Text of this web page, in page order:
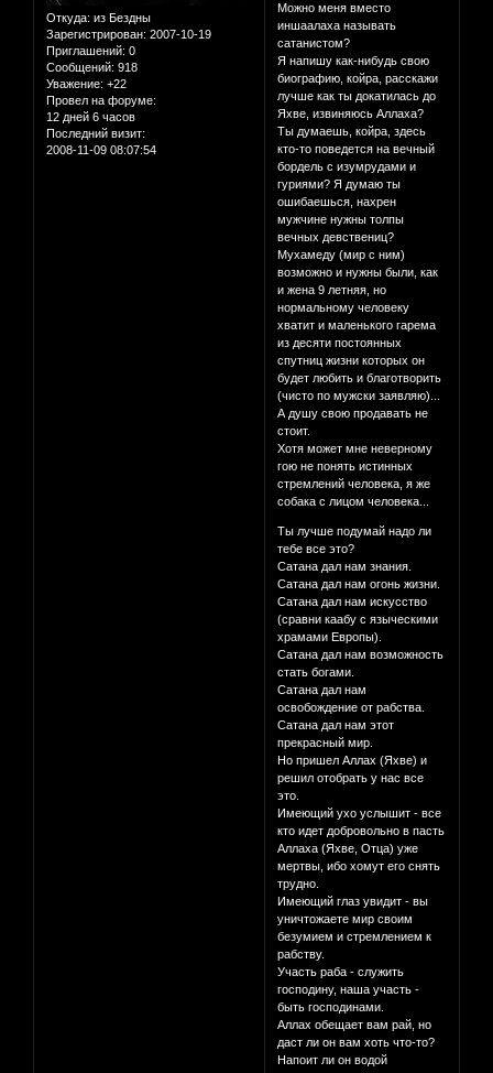
Откуда: из Бездны
Зарегистрирован: 2007-10-19
Приглашений: 0
Сообщений: 918
Уважение: +22
Провел на форуме:
12 дней 6 часов
Последний визит:
2008-11-09 08:07:54
Можно меня вместо
иншаалаха называть
сатанистом?
Я напишу как-нибудь свою
биографию, койра, расскажи
лучше как ты докатилась до
Яхве, извиняюсь Аллаха?
Ты думаешь, койра, здесь
кто-то поведется на вечный
бордель с изумрудами и
гуриями? Я думаю ты
ошибаешься, нахрен
мужчине нужны толпы
вечных девствениц?
Мухамеду (мир с ним)
возможно и нужны были, как
и жена 9 летняя, но
нормальному человеку
хватит и маленького гарема
из десяти постоянных
спутниц жизни которых он
будет любить и благотворить
(чисто по мужски заявляю)...
А душу свою продавать не
стоит.
Хотя может мне неверному
гою не понять истинных
стремлений человека, я же
собака с лицом человека...
Ты лучше подумай надо ли
тебе все это?
Сатана дал нам знания.
Сатана дал нам огонь жизни.
Сатана дал нам искусство
(сравни каабу с языческими
храмами Европы).
Сатана дал нам возможность
стать богами.
Сатана дал нам
освобождение от рабства.
Сатана дал нам этот
прекрасный мир.
Но пришел Аллах (Яхве) и
решил отобрать у нас все
это.
Имеющий ухо услышит - все
кто идет добровольно в пасть
Аллаха (Яхве, Отца) уже
мертвы, ибо хомут его снять
трудно.
Имеющий глаз увидит - вы
уничтожаете мир своим
безумием и стремлением к
рабству.
Участь раба - служить
господину, наша участь -
быть господинами.
Аллах обещает вам рай, но
даст ли он вам хоть что-то?
Напоит ли он водой